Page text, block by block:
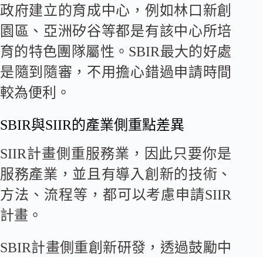
政府建立的育成中心，例如林口新創
園區、亞洲矽谷等都是有該中心所培
育的特色團隊屬性。SBIR最大的好處
是隨到隨審，不用擔心錯過申請時間
較為便利。
SBIR與SIIR的產業側重點差異
SIIR計畫側重服務業，因此只要你是
服務產業，並且有導入創新的技術、
方法、流程等，都可以考慮申請SIIR
計畫。
SBIR計畫側重創新研發，透過鼓勵中